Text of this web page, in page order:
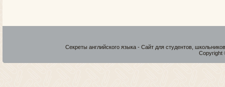
Секреты английского языка - Сайт для студентов,
Copyright